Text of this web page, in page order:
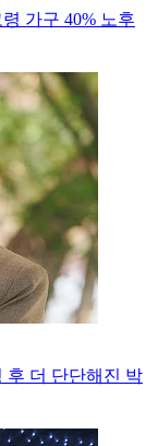
가구 40% 노후
후 더 단단해진 박